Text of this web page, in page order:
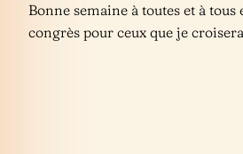
Bonne semaine à toutes et à tous
congrès pour ceux que je